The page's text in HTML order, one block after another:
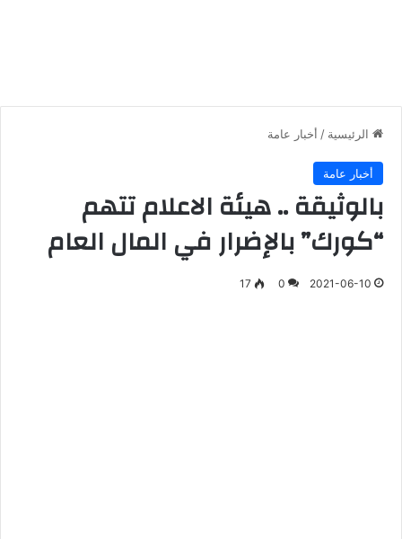
الرئيسية / أخبار عامة
أخبار عامة
بالوثيقة .. هيئة الاعلام تتهم
“كورك” بالإضرار في المال العام
2021-06-10
0
17